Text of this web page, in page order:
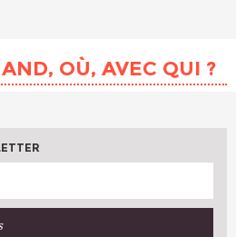
PRATIQUES
OÙ, AVEC QUI ?